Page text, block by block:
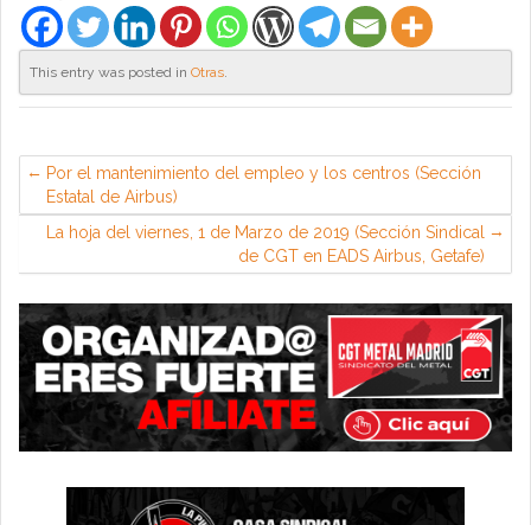
This entry was posted in Otras.
Por el mantenimiento del empleo y los centros (Sección
Estatal de Airbus)
La hoja del viernes, 1 de Marzo de 2019 (Sección Sindical
de CGT en EADS Airbus, Getafe)